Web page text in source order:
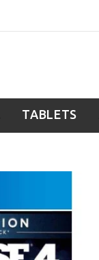
TABLETS